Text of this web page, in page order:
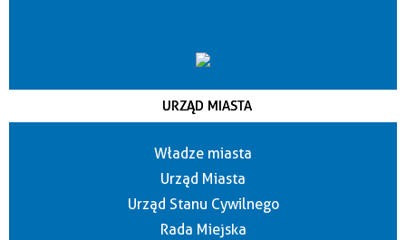
URZĄD MIASTA
Władze miasta
Urząd Miasta
Urząd Stanu Cywilnego
Rada Miejska